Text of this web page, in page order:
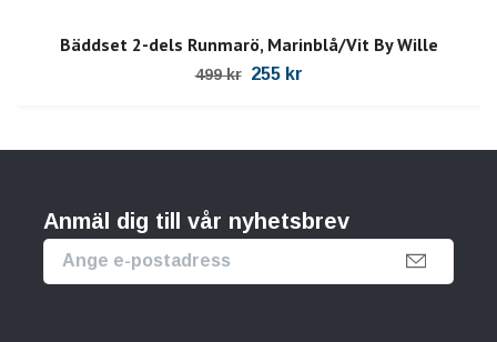
Bäddset 2-dels Runmarö, Marinblå/Vit By Wille
499 kr 255 kr
Anmäl dig till vår nyhetsbrev